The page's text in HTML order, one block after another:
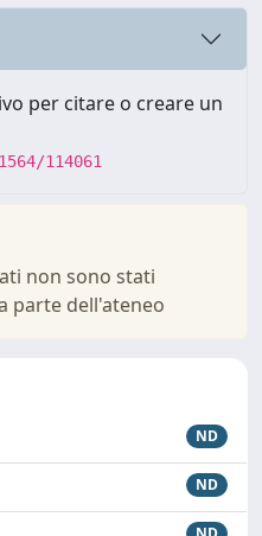
per citare o creare un
114061
non sono stati
parte dell'ateneo
ND
ND